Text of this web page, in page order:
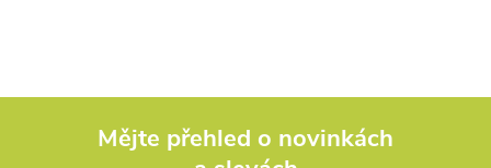
á
Mějte přehled o novinkách